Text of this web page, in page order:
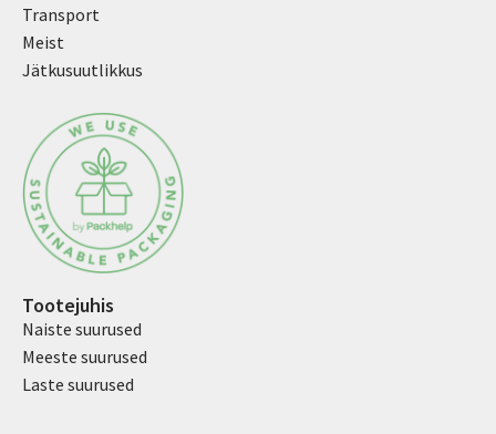
Transport
Meist
Jätkusuutlikkus
Tootejuhis
Naiste suurused
Meeste suurused
Laste suurused